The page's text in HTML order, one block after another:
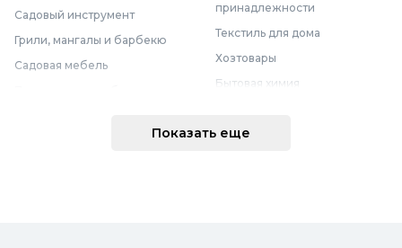
Садовый инструмент
Грили, мангалы и барбекю
Садовая мебель
принадлежности
Текстиль для дома
Хозтовары
Бытовая химия
Мебель
Показать еще